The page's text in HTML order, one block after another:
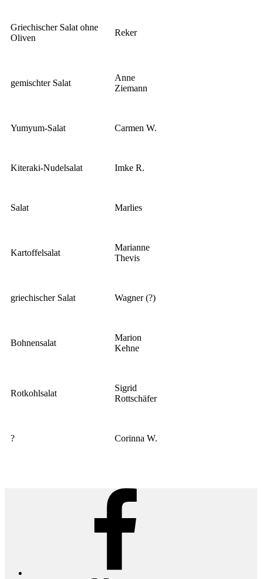
Griechischer Salat ohne
Oliven
Reker
gemischter Salat
Anne
Ziemann
Yumyum-Salat Carmen W.
Kiteraki-Nudelsalat Imke R.
Salat Marlies
Kartoffelsalat
Marianne
Thevis
griechischer Salat Wagner (?)
Bohnensalat
Marion
Kehne
Rotkohlsalat
Sigrid
Rottschäfer
? Corinna W.